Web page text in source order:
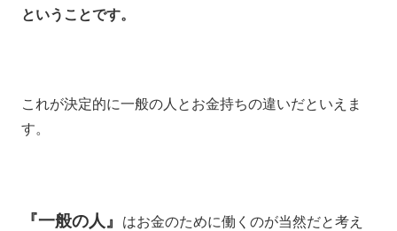
ということです。
これが決定的に一般の人とお金持ちの違いだといえま
す。
『一般の人』
はお金のために働くのが当然だと考え